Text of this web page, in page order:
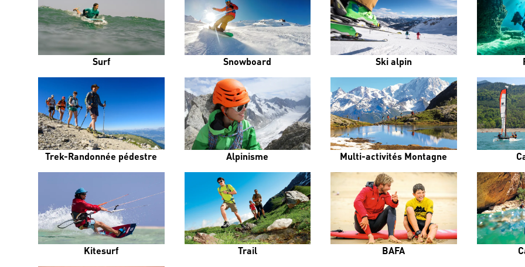
Surf Snowboard Ski alpin
Trek-Randonnée pédestre Alpinisme Multi-activités Montagne
Kitesurf Trail BAFA